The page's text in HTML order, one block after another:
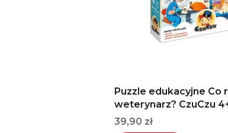
Puzzle edukacyjne Co
weterynarz? CzuCzu
Cena
39,90 zł